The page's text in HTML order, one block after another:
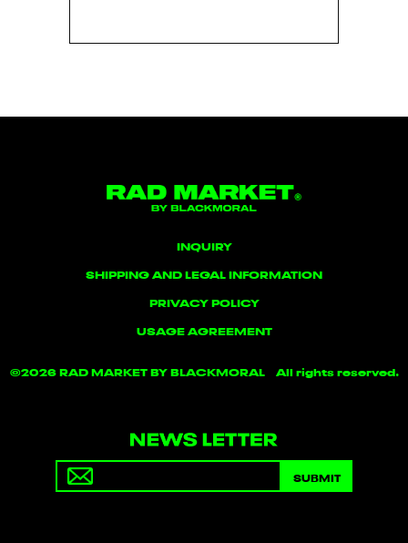
INQUIRY
SHIPPING AND LEGAL INFORMATION
PRIVACY POLICY
USAGE AGREEMENT
©2026 RAD MARKET BY BLACKMORAL All rights reserved.